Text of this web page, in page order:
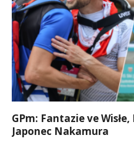
GPm: Fantazie ve
Japonec Nakamura